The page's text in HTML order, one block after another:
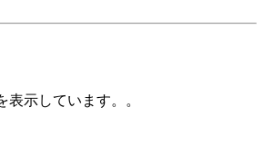
示しています。。